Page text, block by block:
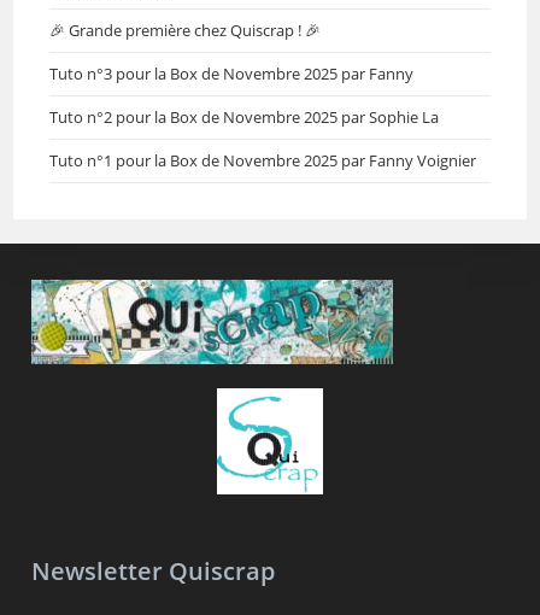
🎉 Grande première chez Quiscrap ! 🎉
Tuto n°3 pour la Box de Novembre 2025 par Fanny
Tuto n°2 pour la Box de Novembre 2025 par Sophie La
Tuto n°1 pour la Box de Novembre 2025 par Fanny Voignier
Newsletter Quiscrap